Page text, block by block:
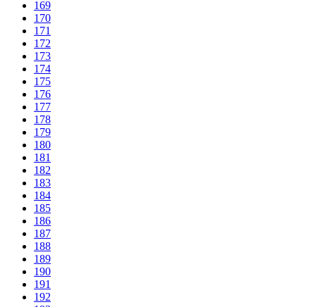
169
170
171
172
173
174
175
176
177
178
179
180
181
182
183
184
185
186
187
188
189
190
191
192